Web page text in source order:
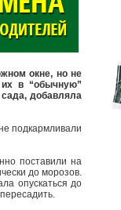
окне, но не
в “обычную”
добавляла
подкармливали
поставили на
до морозов.
опускаться до